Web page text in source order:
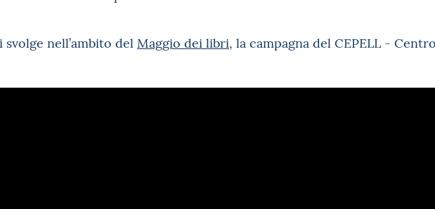
nell’ambito del Maggio dei libri, la campagna del CEPELL -